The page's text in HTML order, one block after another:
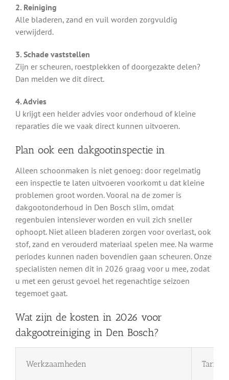
2. Reiniging
Alle bladeren, zand en vuil worden zorgvuldig
verwijderd.
3. Schade vaststellen
Zijn er scheuren, roestplekken of doorgezakte delen?
Dan melden we dit direct.
4. Advies
U krijgt een helder advies voor onderhoud of kleine
reparaties die we vaak direct kunnen uitvoeren.
Plan ook een dakgootinspectie in
Alleen schoonmaken is niet genoeg: door regelmatig
een inspectie te laten uitvoeren voorkomt u dat kleine
problemen groot worden. Vooral na de zomer is
dakgootonderhoud in Den Bosch slim, omdat
regenbuien intensiever worden en vuil zich sneller
ophoopt. Niet alleen bladeren zorgen voor overlast, ook
stof, zand en verouderd materiaal spelen mee. Na warme
periodes kunnen naden bovendien gaan scheuren. Onze
specialisten nemen dit in 2026 graag voor u mee, zodat
u met een gerust gevoel het regenachtige seizoen
tegemoet gaat.
Wat zijn de kosten in 2026 voor
dakgootreiniging in Den Bosch?
Werkzaamheden Tarief